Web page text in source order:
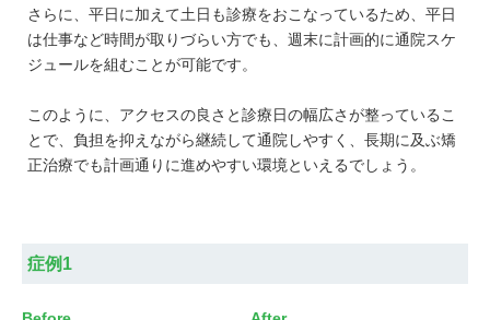
さらに、平日に加えて土日も診療をおこなっているため、平日
は仕事など時間が取りづらい方でも、週末に計画的に通院スケ
ジュールを組むことが可能です。
このように、アクセスの良さと診療日の幅広さが整っているこ
とで、負担を抑えながら継続して通院しやすく、長期に及ぶ矯
正治療でも計画通りに進めやすい環境といえるでしょう。
症例1